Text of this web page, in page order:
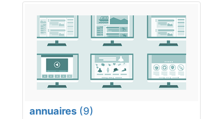
annuaires (9)